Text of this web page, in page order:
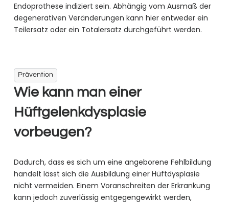
Endoprothese indiziert sein. Abhängig vom Ausmaß der
degenerativen Veränderungen kann hier entweder ein
Teilersatz oder ein Totalersatz durchgeführt werden.
Prävention
Wie kann man einer
Hüftgelenkdysplasie
vorbeugen?
Dadurch, dass es sich um eine angeborene Fehlbildung
handelt lässt sich die Ausbildung einer Hüftdysplasie
nicht vermeiden. Einem Voranschreiten der Erkrankung
kann jedoch zuverlässig entgegengewirkt werden,